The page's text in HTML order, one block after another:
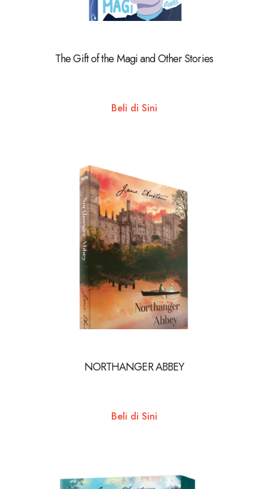
The Gift of the Magi and Other Stories
Beli di Sini
NORTHANGER ABBEY
Beli di Sini